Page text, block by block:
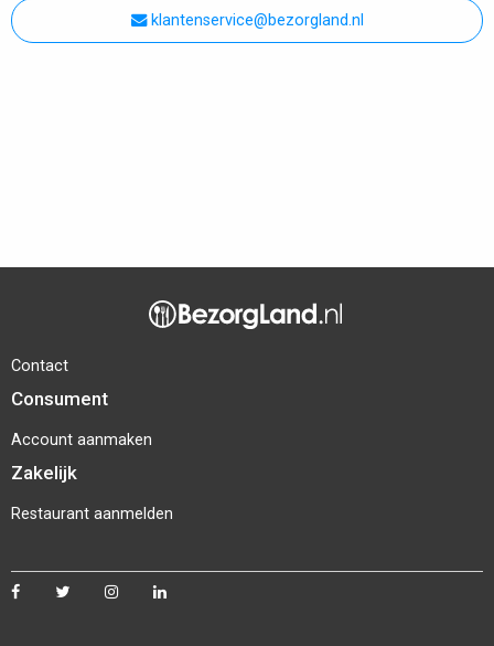
klantenservice@bezorgland.nl
Contact
Consument
Account aanmaken
Zakelijk
Restaurant aanmelden